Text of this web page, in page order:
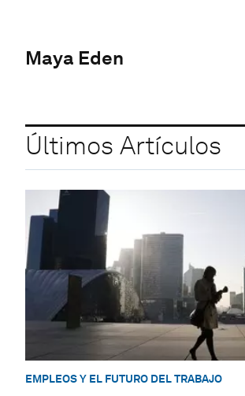
Maya Eden
Últimos Artículos
EMPLEOS Y EL FUTURO DEL TRABAJO